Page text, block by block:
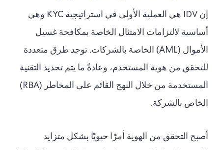
إن IDV هي العملية الأولى في استراتيجية KYC وهي
أساسية لالتزامات الامتثال الخاصة بمكافحة غسيل
الأموال (AML) الخاصة بالشركات. توجد طرق متعددة
للتحقق من هوية المستخدم، وعادةً ما يتم تحديد التقنية
المستخدمة من خلال النهج القائم على المخاطر (RBA)
الخاص بالشركة.
أصبح التحقق من الهوية أمرًا حيويًا بشكل متزايد